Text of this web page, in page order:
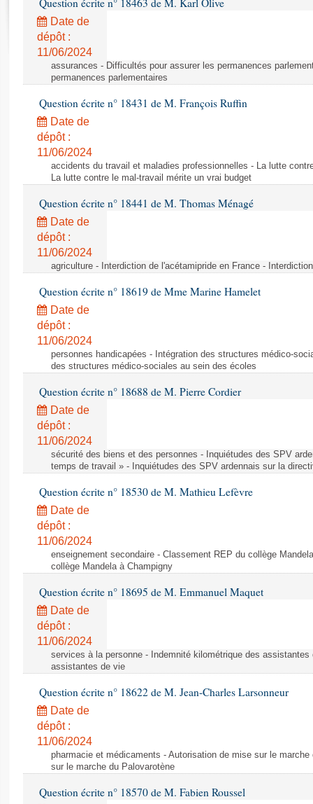
Rapports d'enquête
Rapports législatifs
Rapports sur l'application des lois
Baromètre de l’application des lois
Budget et sécurité sociale
Questions écrites et orales
Comptes rendus des débats
Question écrite n° 18463 de M. Karl Olive
Date de
dépôt :
11/06/2024
assurances - Difficultés pour assurer les permanences
permanences parlementaires
Question écrite n° 18431 de M. François Ruffin
Date de
dépôt :
11/06/2024
accidents du travail et maladies professionnelles - La lutte
La lutte contre le mal-travail mérite un vrai budget
Question écrite n° 18441 de M. Thomas Ménagé
Date de
dépôt :
11/06/2024
agriculture - Interdiction de l'acétamipride en France -
Question écrite n° 18619 de Mme Marine Hamelet
Date de
dépôt :
11/06/2024
personnes handicapées - Intégration des structures médico-
des structures médico-sociales au sein des écoles
Question écrite n° 18688 de M. Pierre Cordier
Date de
dépôt :
11/06/2024
sécurité des biens et des personnes - Inquiétudes des SPV
temps de travail » - Inquiétudes des SPV ardennais sur la
Question écrite n° 18530 de M. Mathieu Lefèvre
Date de
dépôt :
11/06/2024
enseignement secondaire - Classement REP du collège
collège Mandela à Champigny
Question écrite n° 18695 de M. Emmanuel Maquet
Date de
dépôt :
11/06/2024
services à la personne - Indemnité kilométrique des
assistantes de vie
Question écrite n° 18622 de M. Jean-Charles Larsonneur
Date de
dépôt :
11/06/2024
pharmacie et médicaments - Autorisation de mise sur le
sur le marche du Palovarotène
Question écrite n° 18570 de M. Fabien Roussel